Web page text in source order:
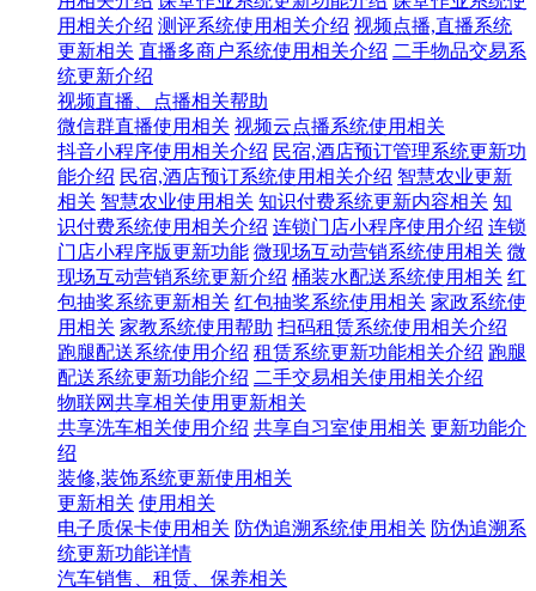
用相关介绍 测评系统使用相关介绍 视频点播,直播系统
更新相关 直播多商户系统使用相关介绍 二手物品交易系
统更新介绍
视频直播、点播相关帮助
微信群直播使用相关 视频云点播系统使用相关
抖音小程序使用相关介绍 民宿,酒店预订管理系统更新功
能介绍 民宿,酒店预订系统使用相关介绍 智慧农业更新
相关 智慧农业使用相关 知识付费系统更新内容相关 知
识付费系统使用相关介绍 连锁门店小程序使用介绍 连锁
门店小程序版更新功能 微现场互动营销系统使用相关 微
现场互动营销系统更新介绍 桶装水配送系统使用相关 红
包抽奖系统更新相关 红包抽奖系统使用相关 家政系统使
用相关 家教系统使用帮助 扫码租赁系统使用相关介绍
跑腿配送系统使用介绍 租赁系统更新功能相关介绍 跑腿
配送系统更新功能介绍 二手交易相关使用相关介绍
物联网共享相关使用更新相关
共享洗车相关使用介绍 共享自习室使用相关 更新功能介
绍
装修,装饰系统更新使用相关
更新相关 使用相关
电子质保卡使用相关 防伪追溯系统使用相关 防伪追溯系
统更新功能详情
汽车销售、租赁、保养相关